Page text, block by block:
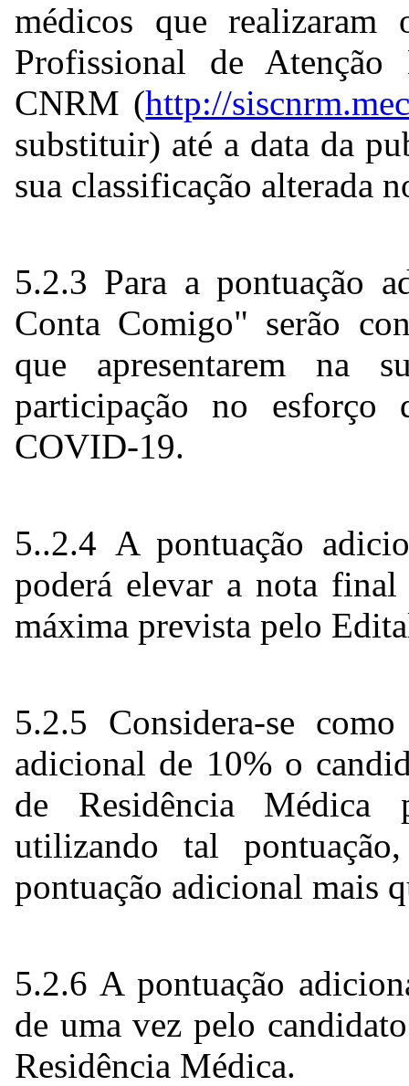
médicos que realizaram
Profissional de
CNRM (http://
substituir) até a data da
sua classificação alterada
5.2.3 Para a pontuação
Conta Comigo" serão
que apresentarem na
participação no esforço
COVID-19.
5..2.4 A pontuação
poderá elevar a nota
máxima prevista pelo
5.2.5 Considera-se
adicional de 10% o
de Residência
utilizando tal
pontuação adicional mais
5.2.6 A pontuação
de uma vez pelo
Residência Médica.